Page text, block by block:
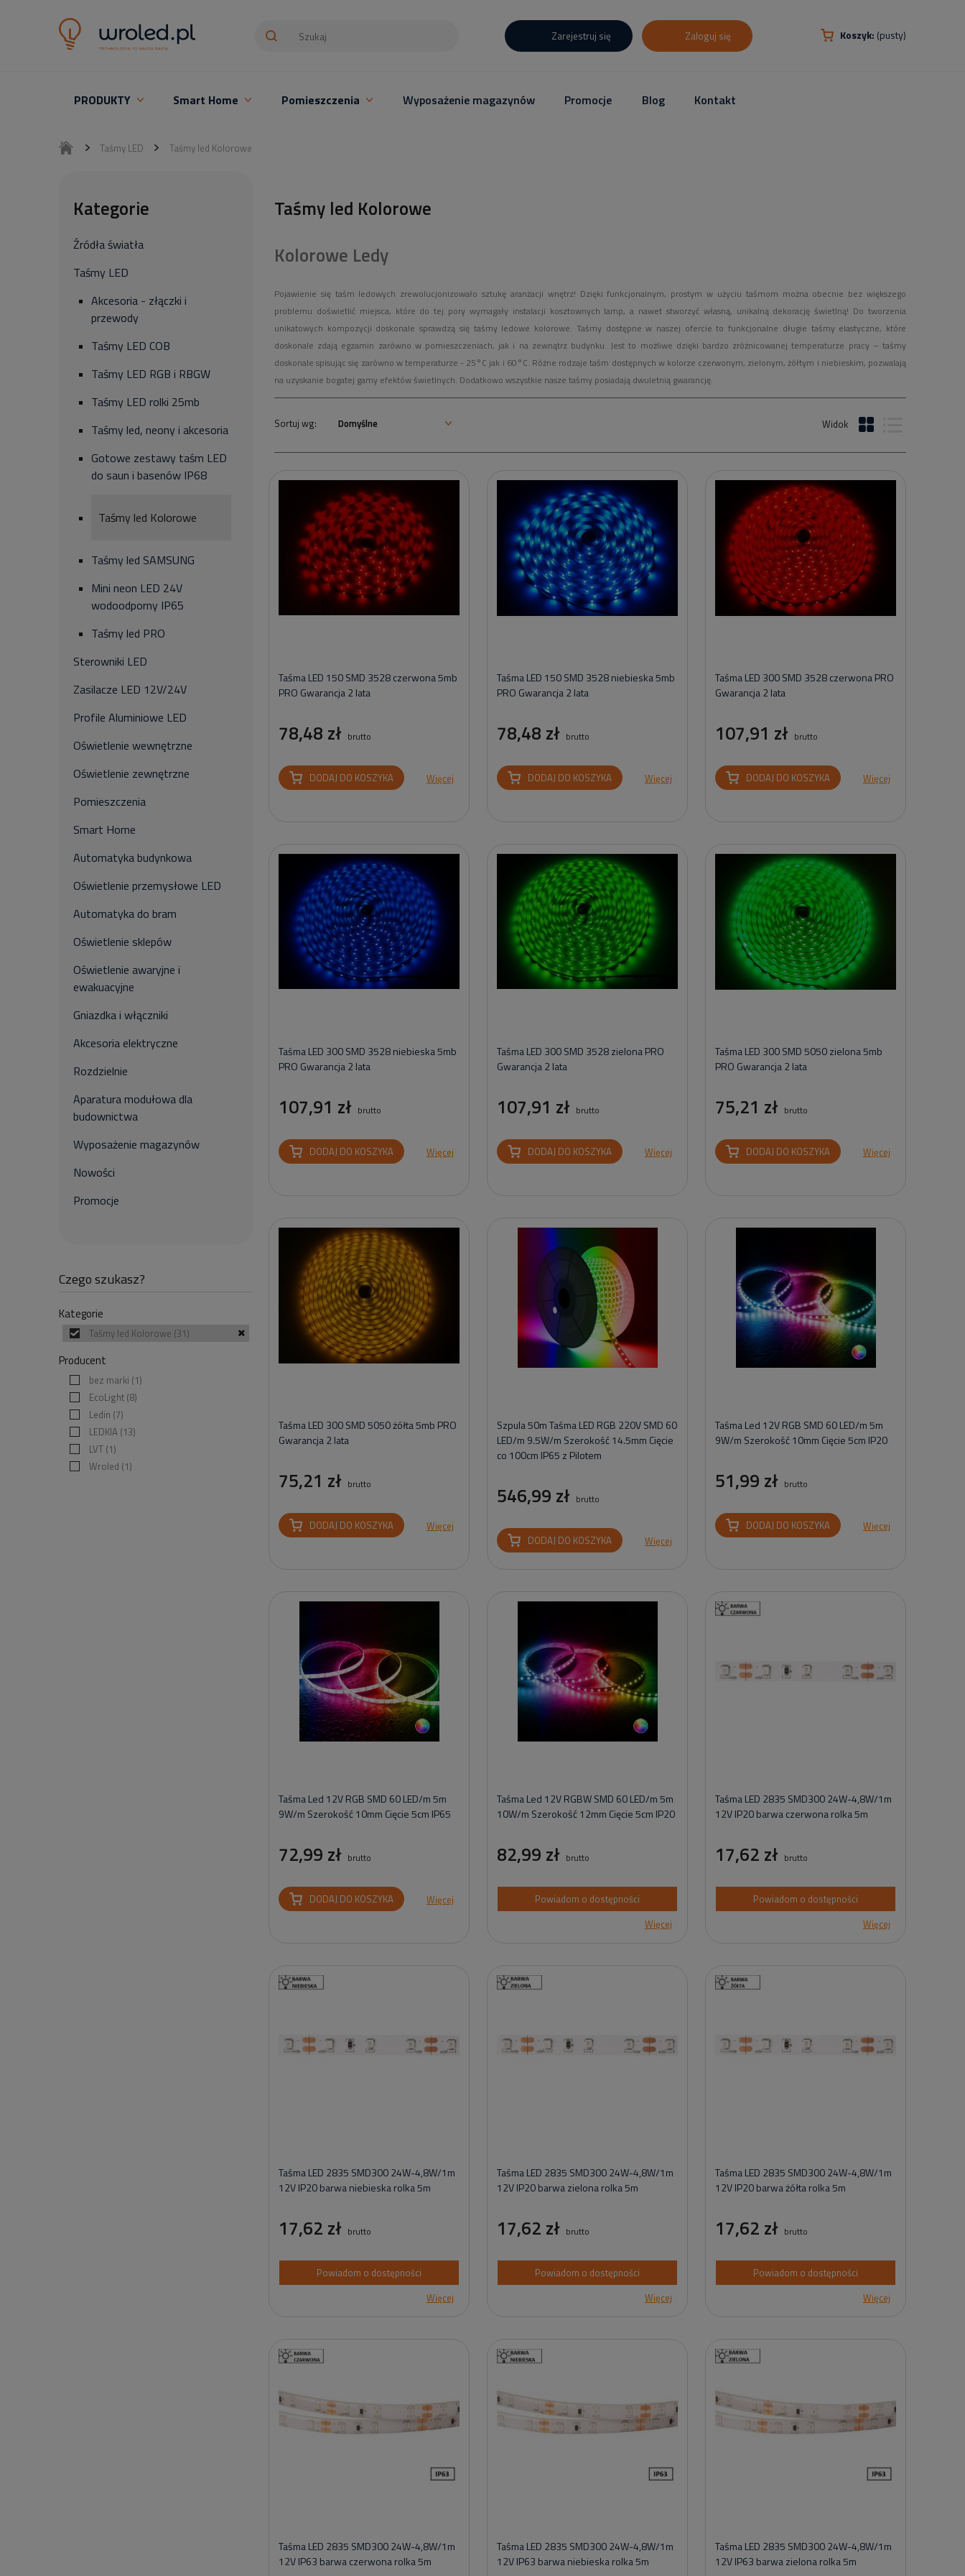
Koszyk: (pusty)
Zarejestruj się Zaloguj się
PRODUKTY Smart Home Pomieszczenia Wyposażenie magazynów Promocje Blog Kontakt
Taśmy LED Taśmy led Kolorowe
Kategorie
Źródła światła
Taśmy LED
Akcesoria - złączki i
przewody
Taśmy LED COB
Taśmy LED RGB i RBGW
Taśmy LED rolki 25mb
Taśmy led, neony i akcesoria
Gotowe zestawy taśm LED
do saun i basenów IP68
Taśmy led Kolorowe
Taśmy led SAMSUNG
Mini neon LED 24V
wodoodporny IP65
Taśmy led PRO
Sterowniki LED
Zasilacze LED 12V/24V
Profile Aluminiowe LED
Oświetlenie wewnętrzne
Oświetlenie zewnętrzne
Pomieszczenia
Smart Home
Automatyka budynkowa
Oświetlenie przemysłowe LED
Automatyka do bram
Oświetlenie sklepów
Oświetlenie awaryjne i
ewakuacyjne
Gniazdka i włączniki
Akcesoria elektryczne
Rozdzielnie
Aparatura modułowa dla
budownictwa
Wyposażenie magazynów
Nowości
Promocje
Czego szukasz?
Kategorie
Taśmy led Kolorowe (31)
Producent
bez marki (1)
EcoLight (8)
Ledin (7)
LEDKIA (13)
LVT (1)
Wroled (1)
Taśmy led Kolorowe
Kolorowe Ledy
Pojawienie się taśm ledowych zrewolucjonizowało sztukę aranżacji wnętrz! Dzięki funkcjonalnym, prostym w użyciu taśmom można obecnie bez większego
problemu doświetlić miejsca, które do tej pory wymagały instalacji kosztownych lamp, a nawet stworzyć własną, unikalną dekorację świetlną! Do tworzenia
unikatowych kompozycji doskonale sprawdzą się taśmy ledowe kolorowe. Taśmy dostępne w naszej ofercie to funkcjonalne długie taśmy elastyczne, które
doskonale zdają egzamin zarówno w pomieszczeniach, jak i na zewnątrz budynku. Jest to możliwe dzięki bardzo zróżnicowanej temperaturze pracy – taśmy
doskonale spisując się zarówno w temperaturze - 25°C jak i 60°C. Różne rodzaje taśm dostępnych w kolorze czerwonym, zielonym, żółtym i niebieskim, pozwalają
na uzyskanie bogatej gamy efektów świetlnych. Dodatkowo wszystkie nasze taśmy posiadają dwuletnią gwarancję.
Taśma LED 150 SMD 3528 czerwona 5mb
PRO Gwarancja 2 lata
78,48 zł brutto
DODAJ DO KOSZYKA Więcej
Taśma LED 150 SMD 3528 niebieska 5mb
PRO Gwarancja 2 lata
78,48 zł brutto
DODAJ DO KOSZYKA Więcej
Taśma LED 300 SMD 3528 czerwona PRO
Gwarancja 2 lata
107,91 zł brutto
DODAJ DO KOSZYKA Więcej
Taśma LED 300 SMD 3528 niebieska 5mb
PRO Gwarancja 2 lata
107,91 zł brutto
DODAJ DO KOSZYKA Więcej
Taśma LED 300 SMD 3528 zielona PRO
Gwarancja 2 lata
107,91 zł brutto
DODAJ DO KOSZYKA Więcej
Taśma LED 300 SMD 5050 zielona 5mb
PRO Gwarancja 2 lata
75,21 zł brutto
DODAJ DO KOSZYKA Więcej
Taśma LED 300 SMD 5050 żółta 5mb PRO
Gwarancja 2 lata
75,21 zł brutto
DODAJ DO KOSZYKA Więcej
Szpula 50m Taśma LED RGB 220V SMD 60
LED/m 9.5W/m Szerokość 14.5mm Cięcie
co 100cm IP65 z Pilotem
546,99 zł brutto
DODAJ DO KOSZYKA Więcej
Taśma Led 12V RGB SMD 60 LED/m 5m
9W/m Szerokość 10mm Cięcie 5cm IP20
51,99 zł brutto
DODAJ DO KOSZYKA Więcej
Taśma Led 12V RGB SMD 60 LED/m 5m
9W/m Szerokość 10mm Cięcie 5cm IP65
72,99 zł brutto
DODAJ DO KOSZYKA Więcej
Taśma Led 12V RGBW SMD 60 LED/m 5m
10W/m Szerokość 12mm Cięcie 5cm IP20
82,99 zł brutto
Powiadom o dostępności
Więcej
Taśma LED 2835 SMD300 24W-4,8W/1m
12V IP20 barwa czerwona rolka 5m
17,62 zł brutto
Powiadom o dostępności
Więcej
Taśma LED 2835 SMD300 24W-4,8W/1m
12V IP20 barwa niebieska rolka 5m
17,62 zł brutto
Powiadom o dostępności
Więcej
Taśma LED 2835 SMD300 24W-4,8W/1m
12V IP20 barwa zielona rolka 5m
17,62 zł brutto
Powiadom o dostępności
Więcej
Taśma LED 2835 SMD300 24W-4,8W/1m
12V IP20 barwa żółta rolka 5m
17,62 zł brutto
Powiadom o dostępności
Więcej
Taśma LED 2835 SMD300 24W-4,8W/1m
12V IP63 barwa czerwona rolka 5m
Taśma LED 2835 SMD300 24W-4,8W/1m
12V IP63 barwa niebieska rolka 5m
Taśma LED 2835 SMD300 24W-4,8W/1m
12V IP63 barwa zielona rolka 5m